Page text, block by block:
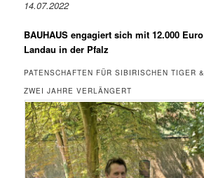
14.07.2022
BAUHAUS engagiert sich mit 12.000
Landau in der Pfalz
PATENSCHAFTEN FÜR SIBIRISCHEN TIGER
ZWEI JAHRE VERLÄNGERT